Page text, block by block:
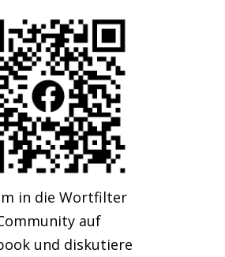
in die Wortfilter
auf
und diskutiere